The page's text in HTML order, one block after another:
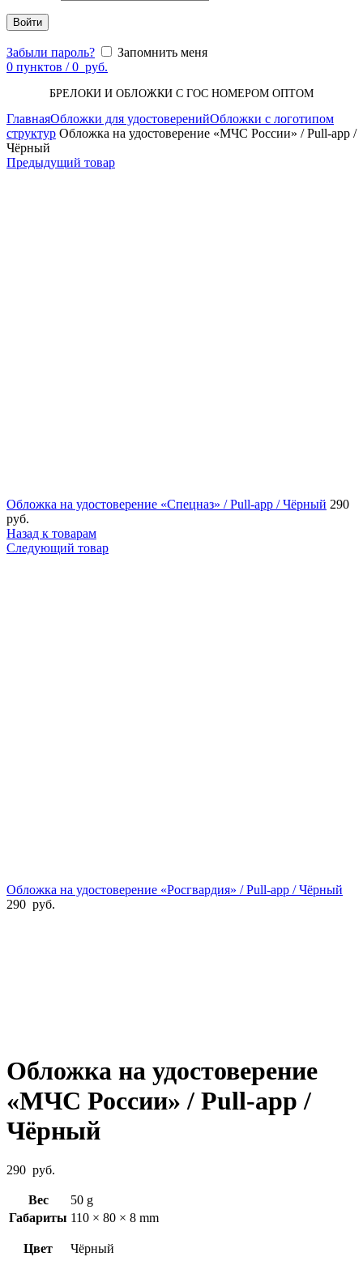
Войти
Забыли пароль?
Запомнить меня
0 пунктов / 0 руб.
БРЕЛОКИ И ОБЛОЖКИ С ГОС НОМЕРОМ ОПТОМ
ГлавнаяОбложки для удостоверенийОбложки с логотипом
структур Обложка на удостоверение «МЧС России» / Pull-app /
Чёрный
Предыдущий товар
Обложка на удостоверение «Спецназ» / Pull-app / Чёрный 290
руб.
Назад к товарам
Следующий товар
Обложка на удостоверение «Росгвардия» / Pull-app / Чёрный
290 руб.
Обложка на удостоверение
«МЧС России» / Pull-app /
Чёрный
290 руб.
Вес
50 g
Габариты 110 × 80 × 8 mm
Цвет Чёрный